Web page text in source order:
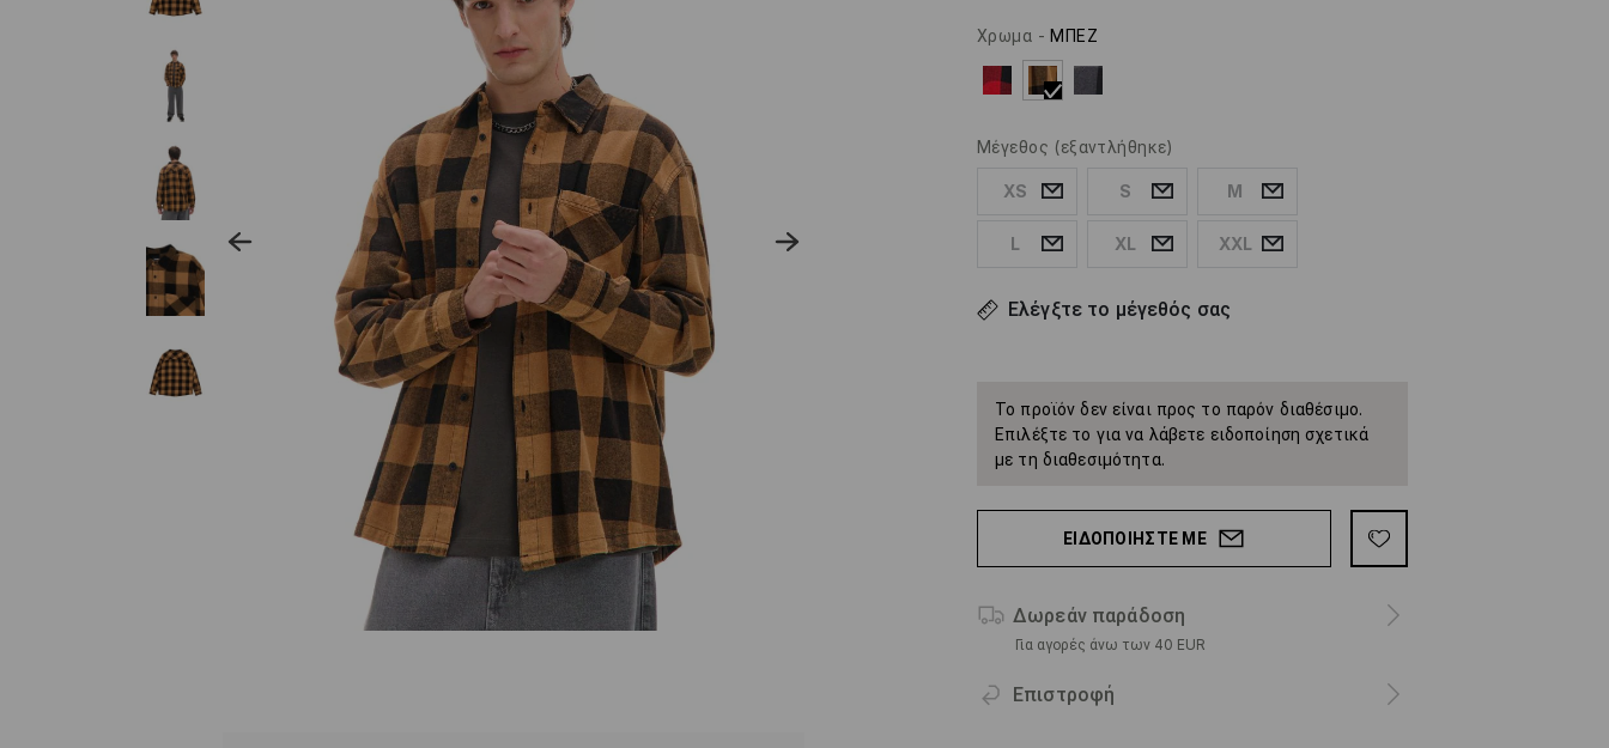
Χρωμα -ΜΠΕΖ
Μέγεθος (εξαντλήθηκε)
XS S M
L XL XXL
Ελέγξτε το μέγεθός σας
Το προϊόν δεν είναι προς το παρόν διαθέσιμο.
Επιλέξτε το για να λάβετε ειδοποίηση σχετικά
με τη διαθεσιμότητα.
ΕΙΔΟΠΟΙΉΣΤΕ ΜΕ
Δωρεάν παράδοση
Για αγορές άνω των 40 EUR
Επιστροφή